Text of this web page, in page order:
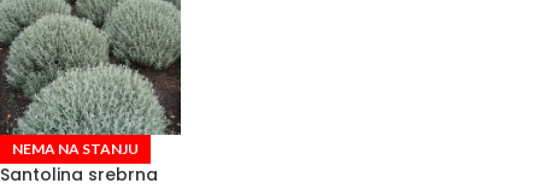
NEMA NA STANJU
Santolina srebrna